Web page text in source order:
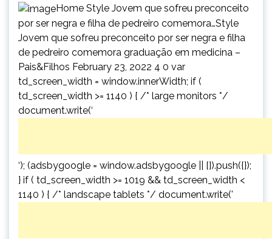
Home Style Jovem que sofreu preconceito
por ser negra e filha de pedreiro comemora…Style
Jovem que sofreu preconceito por ser negra e filha
de pedreiro comemora graduação em medicina –
Pais&Filhos February 23, 2022 4 0 var
td_screen_width = window.innerWidth; if (
td_screen_width >= 1140 ) { /* large monitors */
document.write(‘
‘); (adsbygoogle = window.adsbygoogle || []).push({});
} if ( td_screen_width >= 1019 && td_screen_width <
1140 ) { /* landscape tablets */ document.write('